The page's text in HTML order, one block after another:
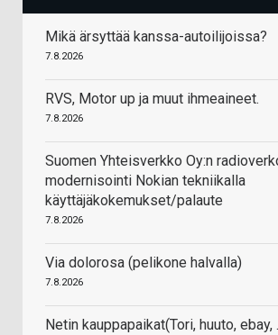
Mikä ärsyttää kanssa-autoilijoissa?
7.8.2026
RVS, Motor up ja muut ihmeaineet.
7.8.2026
Suomen Yhteisverkko Oy:n
modernisointi Nokian tekniikalla
käyttäjäkokemukset/palaute
7.8.2026
Via dolorosa (pelikone halvalla)
7.8.2026
Netin kauppapaikat(Tori, huuto, ebay,